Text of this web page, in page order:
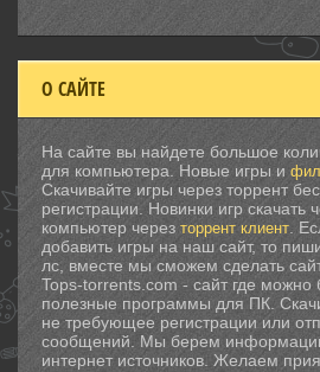
О САЙТЕ
На сайте вы найдете большое
для компьютера. Новые игры и
Скачивайте игры через торрент
регистрации. Новинки игр скачать
компьютер через торрент клиент.
добавить игры на наш сайт, то
лс, вместе мы сможем сделать
Tops-torrents.com - сайт где можно
полезные программы для ПК.
не требующее регистрации или
сообщений. Мы берем
интернет источников. Желаем